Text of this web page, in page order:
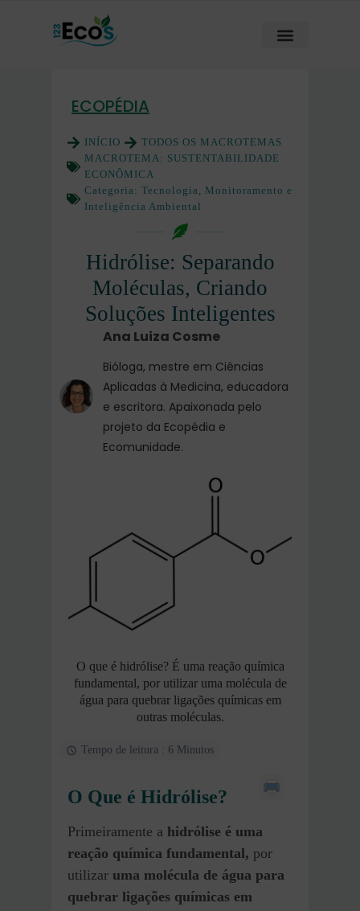
ECOPÉDIA
INÍCIO
TODOS OS MACROTEMAS
MACROTEMA: SUSTENTABILIDADE
ECONÔMICA
Categoria: Tecnologia, Monitoramento e
Inteligência Ambiental
Hidrólise: Separando
Moléculas, Criando
Soluções Inteligentes
Ana Luiza Cosme
Bióloga, mestre em Ciências
Aplicadas à Medicina, educadora
e escritora. Apaixonada pelo
projeto da Ecopédia e
Ecomunidade.
O que é hidrólise? É uma reação química
fundamental, por utilizar uma molécula de
água para quebrar ligações químicas em
outras moléculas.
Tempo de leitura : 6 Minutos
O Que é Hidrólise?
Primeiramente a hidrólise é uma
reação química fundamental, por
utilizar uma molécula de água para
quebrar ligações químicas em